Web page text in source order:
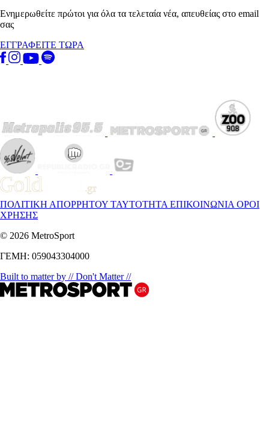
Ενημερωθείτε πρώτοι για όλα τα τελεταία νέα, απευθείας στο email
σας
ΕΓΓΡΑΦΕΙΤΕ ΤΩΡΑ
ΠΟΛΙΤΙΚΗ ΑΠΟΡΡΗΤΟΥ ΤΑΥΤΟΤΗΤΑ ΕΠΙΚΟΙΝΩΝΙΑ ΟΡΟΙ
ΧΡΗΣΗΣ
© 2026 MetroSport
ΓΕΜΗ: 059043304000
Built to matter by // Don't Matter //